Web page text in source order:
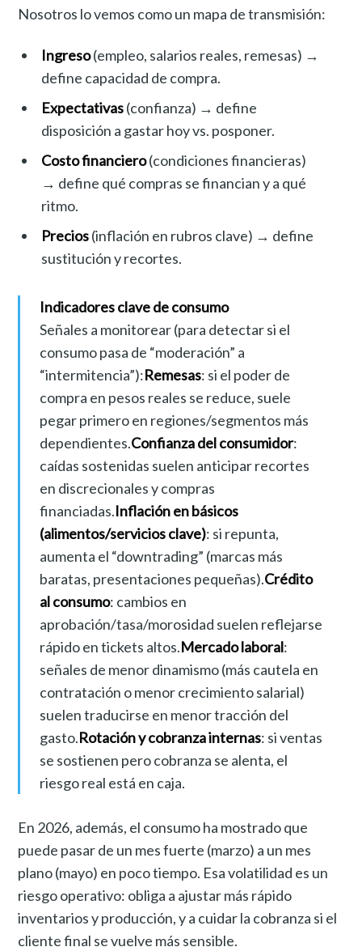
Nosotros lo vemos como un mapa de transmisión:
Ingreso(empleo, salarios reales, remesas) →
define capacidad de compra.
Expectativas(confianza) → define
disposición a gastar hoy vs. posponer.
Costo financiero(condiciones financieras)
→ define qué compras se financian y a qué
ritmo.
Precios(inflación en rubros clave) → define
sustitución y recortes.
Indicadores clave de consumo
Señales a monitorear (para detectar si el
consumo pasa de “moderación” a
“intermitencia”):Remesas: si el poder de
compra en pesos reales se reduce, suele
pegar primero en regiones/segmentos más
dependientes.Confianza del consumidor:
caídas sostenidas suelen anticipar recortes
en discrecionales y compras
financiadas.Inflación en básicos
(alimentos/servicios clave): si repunta,
aumenta el “downtrading” (marcas más
baratas, presentaciones pequeñas).Crédito
al consumo: cambios en
aprobación/tasa/morosidad suelen reflejarse
rápido en tickets altos.Mercado laboral:
señales de menor dinamismo (más cautela en
contratación o menor crecimiento salarial)
suelen traducirse en menor tracción del
gasto.Rotación y cobranza internas: si ventas
se sostienen pero cobranza se alenta, el
riesgo real está en caja.
En 2026, además, el consumo ha mostrado que
puede pasar de un mes fuerte (marzo) a un mes
plano (mayo) en poco tiempo. Esa volatilidad es un
riesgo operativo: obliga a ajustar más rápido
inventarios y producción, y a cuidar la cobranza si el
cliente final se vuelve más sensible.